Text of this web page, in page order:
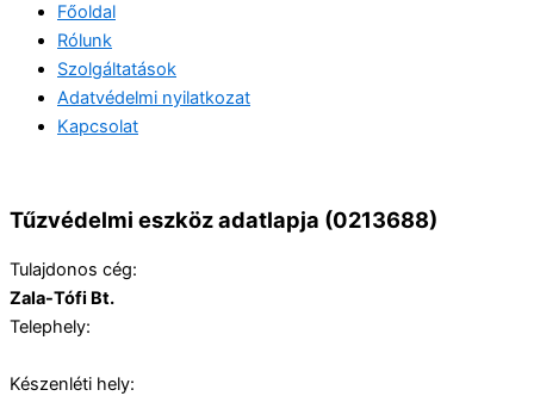
Főoldal
Rólunk
Szolgáltatások
Adatvédelmi nyilatkozat
Kapcsolat
Tűzvédelmi eszköz adatlapja (0213688)
Tulajdonos cég:
Zala-Tófi Bt.
Telephely:
Készenléti hely: